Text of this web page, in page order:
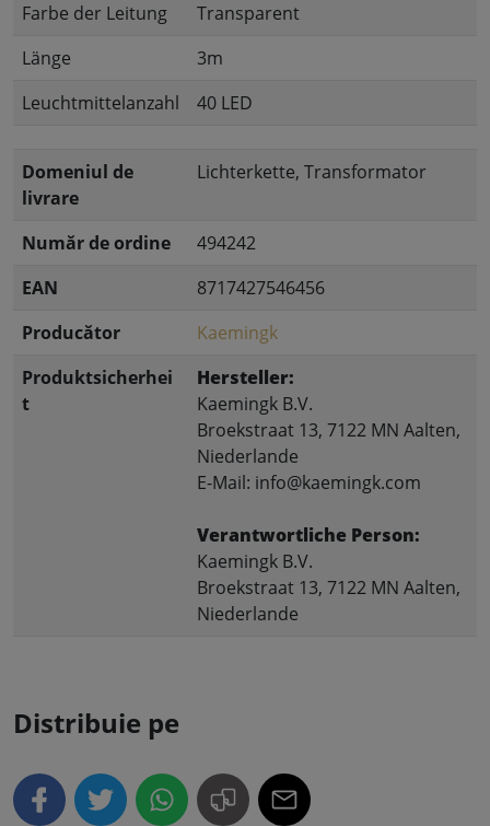
Farbe der Leitung
Transparent
Länge
3m
Leuchtmittelanzahl
40 LED
Domeniul de
livrare
Lichterkette, Transformator
Număr de ordine
494242
EAN
8717427546456
Producător
Kaemingk
Produktsicherhei
t
Hersteller:
Kaemingk B.V.
Broekstraat 13, 7122 MN Aalten,
Niederlande
E-Mail: info@kaemingk.com
Verantwortliche Person:
Kaemingk B.V.
Broekstraat 13, 7122 MN Aalten,
Niederlande
Distribuie pe